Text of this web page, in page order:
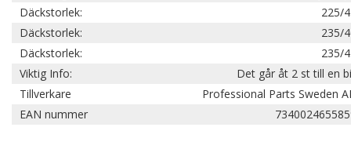
Däckstorlek:
225/
Däckstorlek:
235/
Däckstorlek:
235/
Viktig Info:
Det går åt 2 st till en
Tillverkare
Professional Parts Sweden
EAN nummer